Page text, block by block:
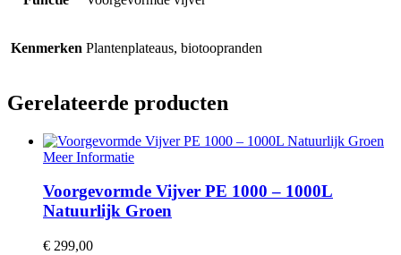
Kenmerken Plantenplateaus, biotoopranden
Gerelateerde producten
Meer Informatie
Voorgevormde Vijver PE 1000 – 1000L
Natuurlijk Groen
€ 299,00